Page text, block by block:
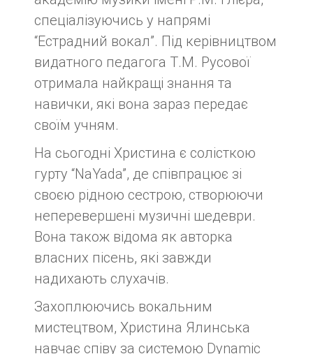
спеціалізуючись у напрямі
“Естрадний вокал”. Під керівництвом
видатного педагога Т.М. Русової
отримала найкращі знання та
навички, які вона зараз передає
своїм учням.
На сьогодні Христина є солісткою
гурту “NaYada”, де співпрацює зі
своєю рідною сестрою, створюючи
неперевершені музичні шедеври.
Вона також відома як авторка
власних пісень, які завжди
надихають слухачів.
Захоплюючись вокальним
мистецтвом, Христина Ялинська
навчає співу за системою Dynamic